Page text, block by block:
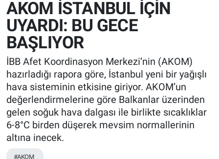
AKOM İSTANBUL İÇİN
UYARDI: BU GECE
BAŞLIYOR
İBB Afet Koordinasyon Merkezi’nin (AKOM)
hazırladığı rapora göre, İstanbul yeni bir yağışlı
hava sisteminin etkisine giriyor. AKOM’un
değerlendirmelerine göre Balkanlar üzerinden
gelen soğuk hava dalgası ile birlikte sıcaklıklar
6-8°C birden düşerek mevsim normallerinin
altına inecek.
#AKOM
Sporun Sigortası
Ekonomi